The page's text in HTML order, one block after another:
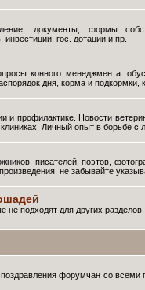
документы, формы
инвестиции, гос. дотации и пр.
конного менеджмента:
дня, корма и подкормки,
и профилактике. Новости
Личный опыт в борьбе
писателей, поэтов,
не забывайте
подходят для других разделов.
форумчан со всеми